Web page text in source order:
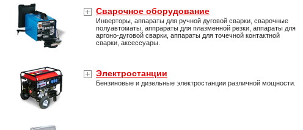
Сварочное оборудование
Инверторы, аппараты для ручной дуговой сварки, сварочные
полуавтоматы, аппрараты для плазменной резки, аппараты для
аргоно-дуговой сварки, аппараты для точечной контактной
сварки, аксессуары.
Электростанции
Бензиновые и дизельные электростанции различной мощности.